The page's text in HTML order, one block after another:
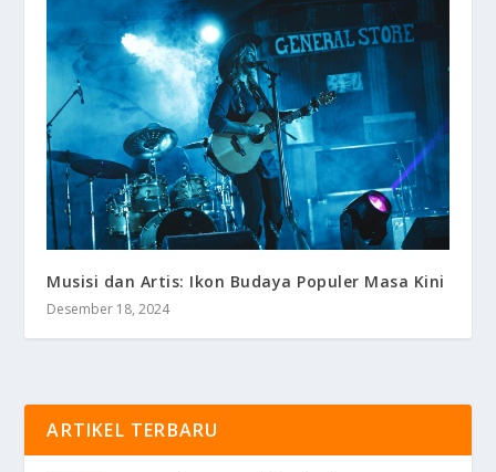
Musisi dan Artis: Ikon Budaya Populer Masa Kini
Desember 18, 2024
ARTIKEL TERBARU